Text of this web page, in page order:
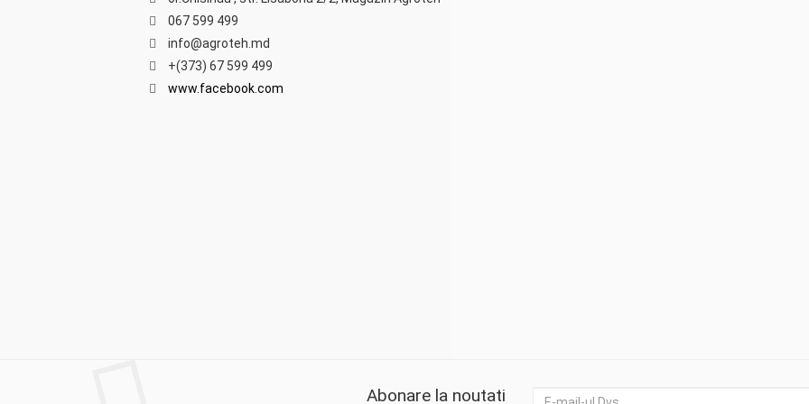
067 599 499
info@agroteh.md
+(373) 67 599 499
www.facebook.com
Abonare la noutati